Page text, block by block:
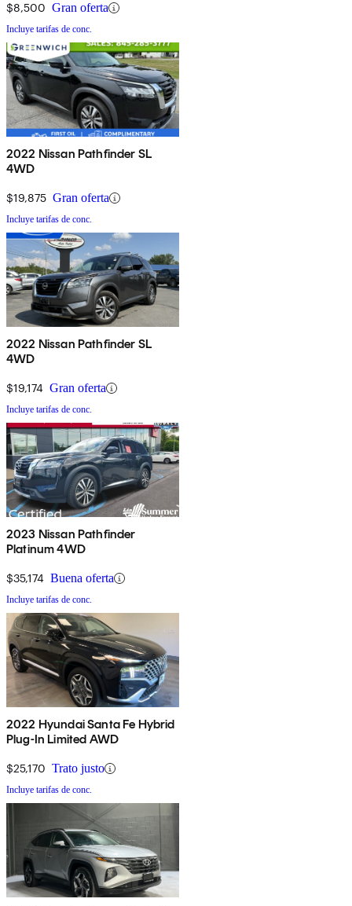
$8,500 Gran oferta
Incluye tarifas de conc.
2022 Nissan Pathfinder SL
4WD
$19,875 Gran oferta
Incluye tarifas de conc.
2022 Nissan Pathfinder SL
4WD
$19,174 Gran oferta
Incluye tarifas de conc.
2023 Nissan Pathfinder
Platinum 4WD
$35,174 Buena oferta
Incluye tarifas de conc.
2022 Hyundai Santa Fe Hybrid
Plug-In Limited AWD
$25,170 Trato justo
Incluye tarifas de conc.